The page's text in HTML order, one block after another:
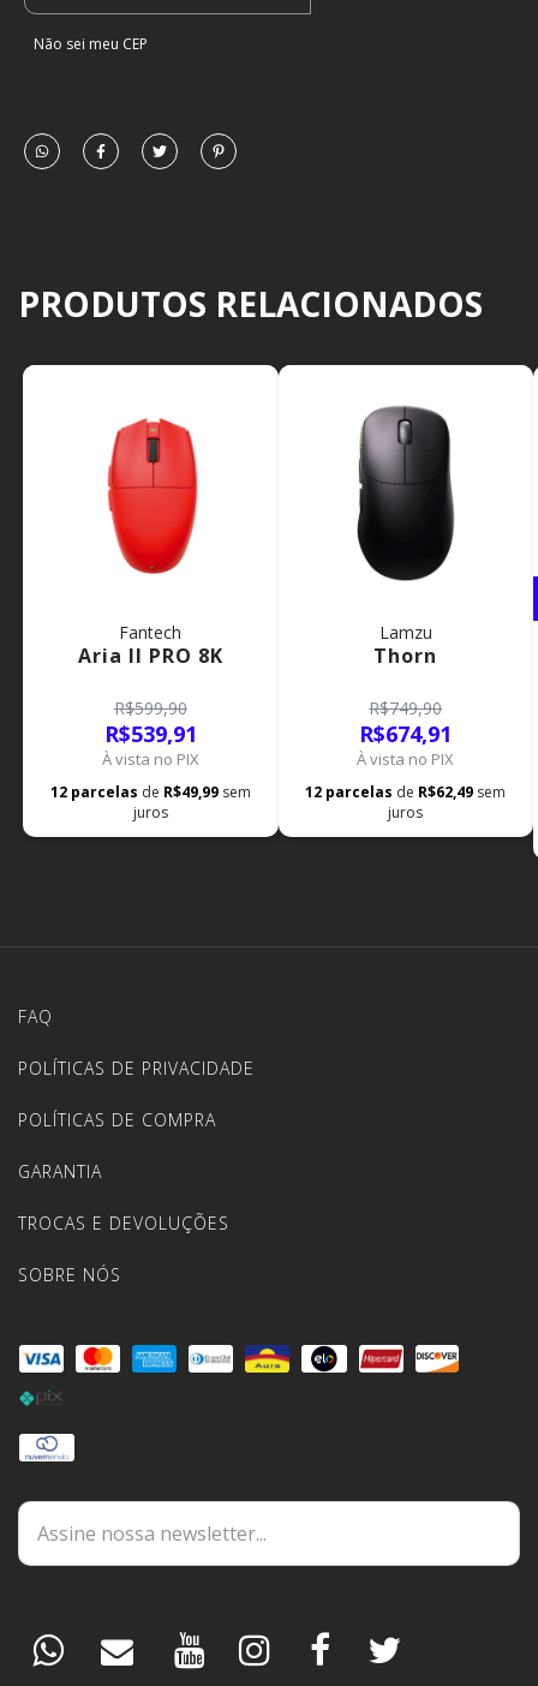
Não sei meu CEP
PRODUTOS RELACIONADOS
Fantech
Aria II PRO 8K
R$599,90
R$539,91
À vista no PIX
12 parcelas de R$49,99 sem
juros
Lamzu
Thorn
R$749,90
R$674,91
À vista no PIX
12 parcelas de R$62,49 sem
juros
FAQ
POLÍTICAS DE PRIVACIDADE
POLÍTICAS DE COMPRA
GARANTIA
TROCAS E DEVOLUÇÕES
SOBRE NÓS
DÚVIDAS